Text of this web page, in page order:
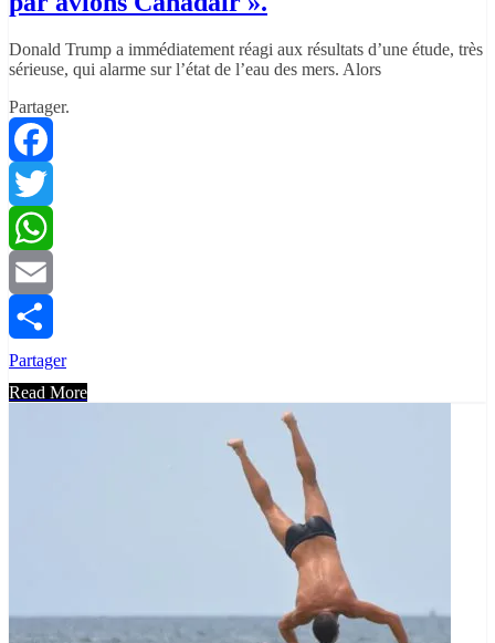
Donald Trump a immédiatement réagi aux résultats d’une étude, très
sérieuse, qui alarme sur l’état de l’eau des mers. Alors
Partager.
Facebook
Twitter
WhatsApp
Email
Partager
Read More